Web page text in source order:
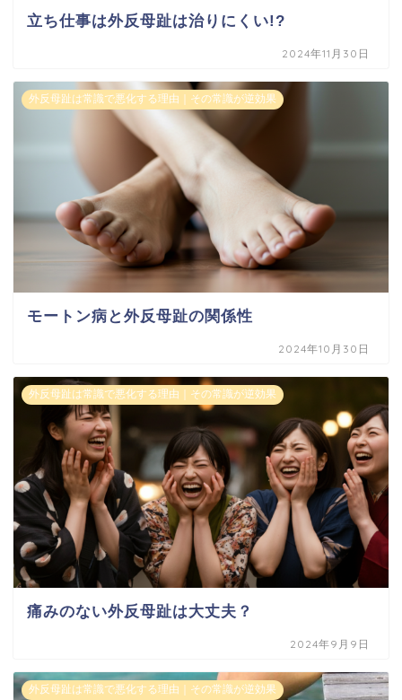
立ち仕事は外反母趾は治りにくい!?
2024年11月30日
外反母趾は常識で悪化する理由｜その常識が逆効果
モートン病と外反母趾の関係性
2024年10月30日
外反母趾は常識で悪化する理由｜その常識が逆効果
痛みのない外反母趾は大丈夫？
2024年9月9日
外反母趾は常識で悪化する理由｜その常識が逆効果